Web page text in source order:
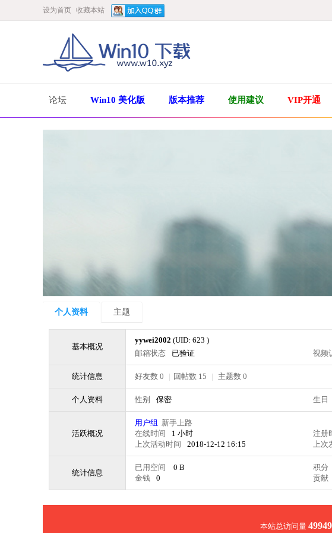
设为首页 收藏本站
论坛 Win10 美化版 版本推荐 使用建议 VIP开通
个人资料 主题
基本概况
yywei2002 (UID: 623 )
邮箱状态
已验证 视频
统计信息 好友数 0 | 回帖数 15 | 主题数 0
个人资料 性别 保密 生日
活跃概况
用户组 新手上路
在线时间
1 小时 注册
上次活动时间
2018-12-12 16:15 上次
统计信息
已用空间 0 B 积分
金钱
0 贡献
本站总访问量